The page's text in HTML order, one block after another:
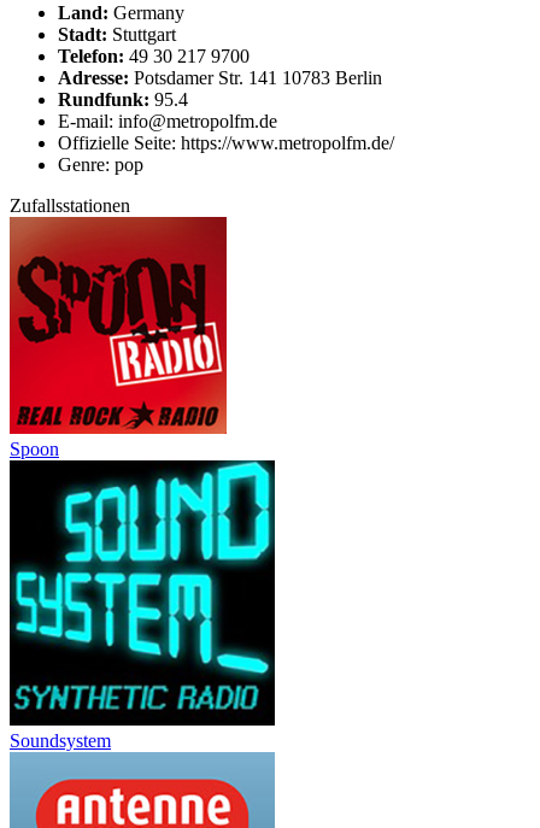
Land: Germany
Stadt: Stuttgart
Telefon: 49 30 217 9700
Adresse: Potsdamer Str. 141 10783 Berlin
Rundfunk: 95.4
E-mail: info@metropolfm.de
Offizielle Seite: https://www.metropolfm.de/
Genre: pop
Zufallsstationen
Spoon
Soundsystem